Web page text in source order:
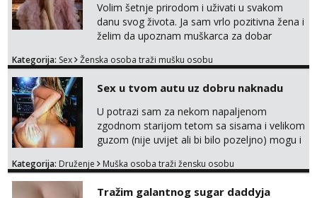
Obavijesti me kada se oslobodi
Alisa
Tel:064/677-677- Kod: #106
Obavijesti me kada se oslobodi
Žana
Razgovaram :)
tel:0,93€ - mob:1,12€ min
Volim šetnje prirodom i uživati u svakom
danu svog života. Ja sam vrlo pozitivna žena i
želim da upoznam muškarca za dobar
na link ispod i nadji me tamo, cekam te!
Kategorija: Sex Ženska osoba traži mušku osobu
Sex u tvom autu uz dobru naknadu
U potrazi sam za nekom napaljenom
zgodnom starijom tetom sa sisama i velikom
guzom (nije uvijet ali bi bilo pozeljno) mogu i
dobra zabava uz naknadu, trazim neku koja
Kategorija: Druženje Muška osoba traži žensku osobu
Tražim galantnog sugar daddyja